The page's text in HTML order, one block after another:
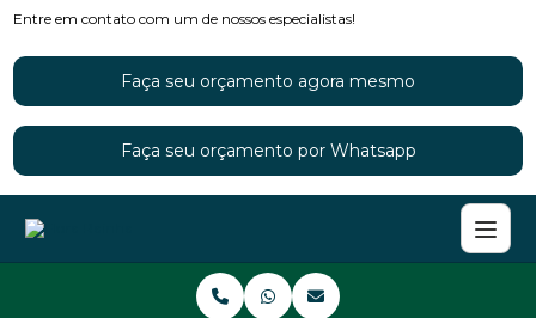
Entre em contato com um de nossos especialistas!
Faça seu orçamento agora mesmo
Faça seu orçamento por Whatsapp